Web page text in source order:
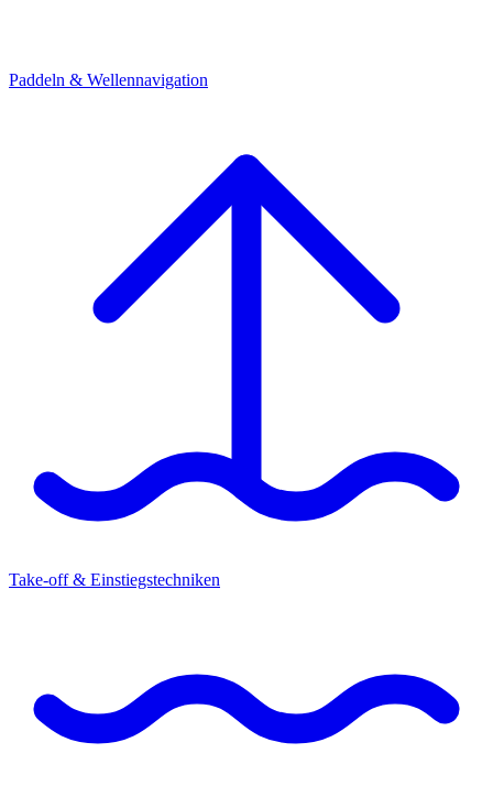
Paddeln & Wellennavigation
Take-off & Einstiegstechniken